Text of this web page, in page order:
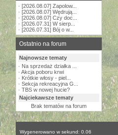
· [2026.08.07] Zapolow...
· [2026.08.07] Wędrują...
· [2026.08.07] Czy doc...
· [2026.07.31] W sierp...
· [2026.07.31] Bój o w...
Ostatnio na forum
Najnowsze tematy
· Na sprzedaż działka ...
· Akcja poboru krwi
· Krótkie włosy - piel...
· Sekcja rekreacyjna G...
· TBS w nowej hucie?
Najciekawsze tematy
Brak tematów na forum
Wygenerowano w sekund: 0.06